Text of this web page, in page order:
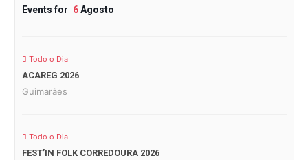
Events for 6Agosto
Todo o Dia
ACAREG 2026
Guimarães
Todo o Dia
FEST’IN FOLK CORREDOURA 2026